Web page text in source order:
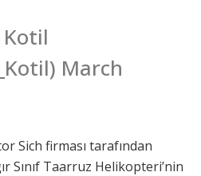
March
Sich firması tarafından
Sınıf Taarruz Helikopteri’nin